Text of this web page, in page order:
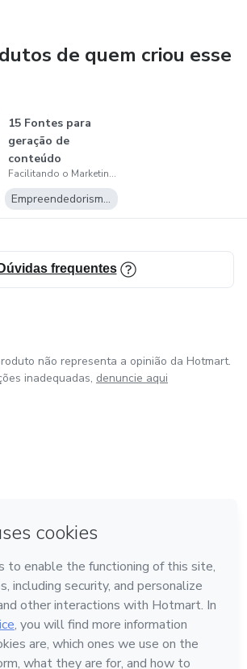
de quem criou esse
15 Fontes para
geração de
conteúdo
Facilitando o Marketing Digital
Empreendedorismo Digital
Dúvidas frequentes
não representa a opinião da Hotmart.
inadequadas, denuncie aqui
do México